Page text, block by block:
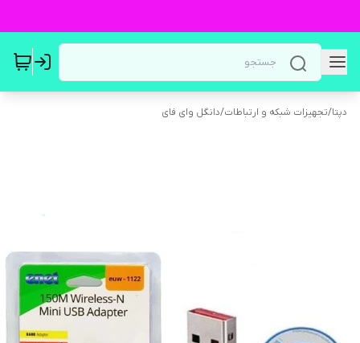
دپتا/تجهیزات شبکه و ارتباطات/دانگل وای فای